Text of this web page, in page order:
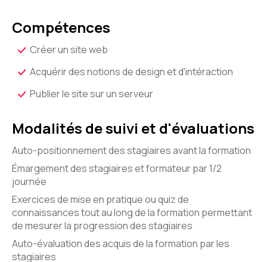
Compétences
Créer un site web
Acquérir des notions de design et d'intéraction
Publier le site sur un serveur
Modalités de suivi et d'évaluations
Auto-positionnement des stagiaires avant la formation
Émargement des stagiaires et formateur par 1/2
journée
Exercices de mise en pratique ou quiz de
connaissances tout au long de la formation permettant
de mesurer la progression des stagiaires
Auto-évaluation des acquis de la formation par les
stagiaires